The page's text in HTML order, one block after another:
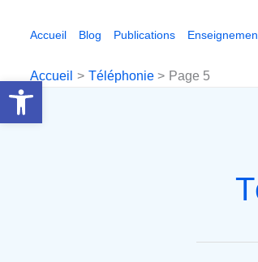
Ouvrir la barre d’outils
Accueil Blog Publications
Accueil Téléphonie Page 5